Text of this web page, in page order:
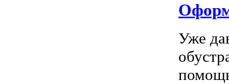
Уже